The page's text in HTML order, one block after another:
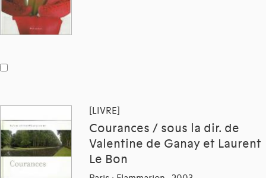
[LIVRE]
Courances / sous la dir. de
Valentine de Ganay et Laurent
Le Bon